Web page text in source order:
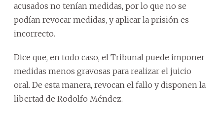
acusados no tenían medidas, por lo que no se
podían revocar medidas, y aplicar la prisión es
incorrecto.
Dice que, en todo caso, el Tribunal puede imponer
medidas menos gravosas para realizar el juicio
oral. De esta manera, revocan el fallo y disponen la
libertad de Rodolfo Méndez.